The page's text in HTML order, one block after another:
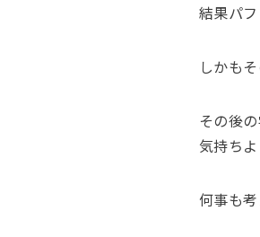
結果パ
しかも
その後
気持ち
何事も